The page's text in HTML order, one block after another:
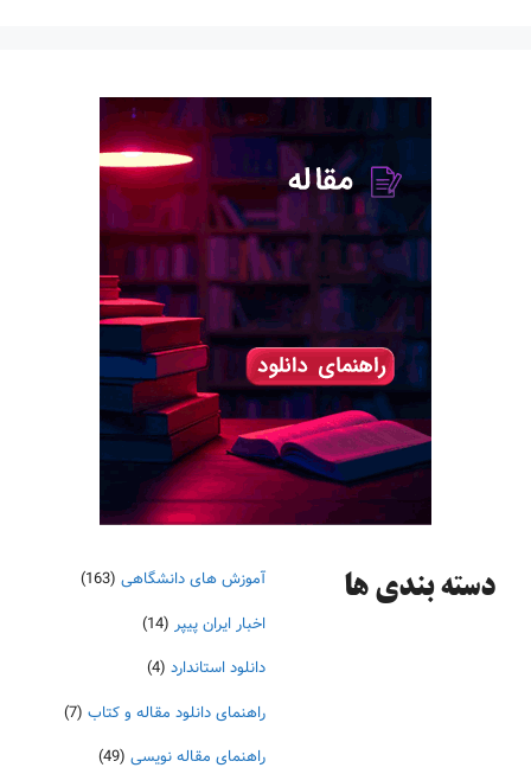
دسته‌ بندی ها آموزش های دانشگاهی (163)
اخبار ایران پیپر (14)
دانلود استاندارد (4)
راهنمای دانلود مقاله و کتاب (7)
راهنمای مقاله نویسی (49)